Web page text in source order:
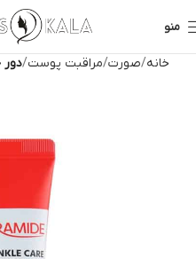
منو
خانه صورت مراقبت پوست